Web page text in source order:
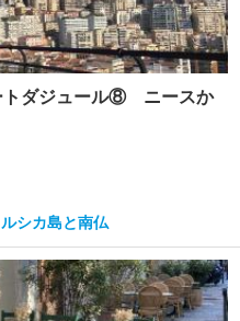
トダジュール⑧ ニースか
シカ島と南仏